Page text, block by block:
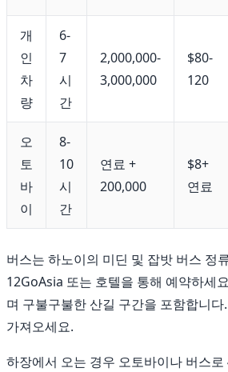
개
인
차
량
6-
7
시
간
2,000,000-
3,000,000
$80-
120
오
토
바
이
8-
10
시
간
연료 +
200,000
$8+
연료
버스는 하노이의 미딘 및 잡밧 버스 정
12GoAsia 또는 호텔을 통해 예약하세
며 구불구불한 산길 구간을 포함합니
가져오세요.
하장에서 오는 경우 오토바이나 버스